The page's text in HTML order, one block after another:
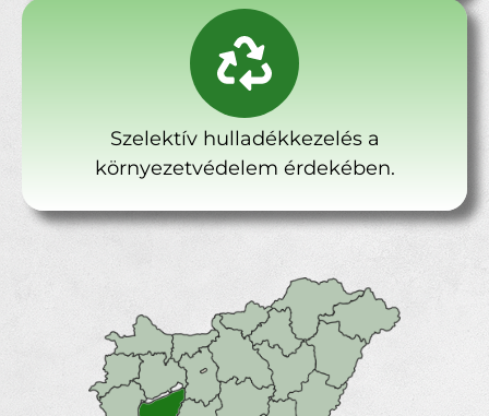
Szelektív hulladékkezelés a
környezetvédelem érdekében.